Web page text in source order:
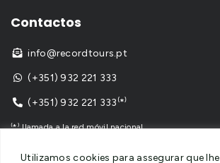
Utilizamos cookies para assegurar que lhe
Contactos
 info@recordtours.pt
 (+351) 932 221 333
 (+351) 932 221 333⁽*⁾
⁽*⁾ llamada a la red móvil nacional